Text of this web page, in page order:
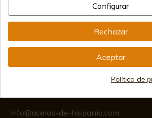
Envíos internacionales
info@aceros-de-hispania.com
Configurar
Rechazar
Aceptar
Política de